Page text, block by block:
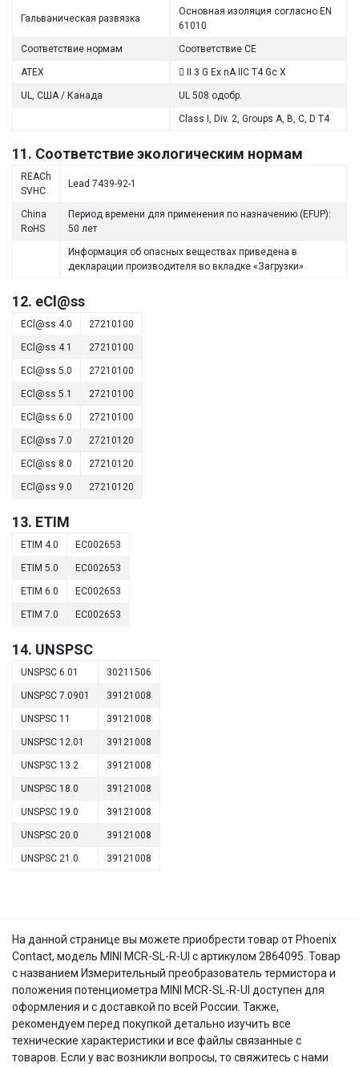
Гальваническая развязка
Основная изоляция согласно EN
61010
Соответствие нормам Соответствие CE
ATEX  II 3 G Ex nA IIC T4 Gc X
UL, США / Канада UL 508 одобр.
Class I, Div. 2, Groups A, B, C, D T4
11. Соответствие экологическим нормам
REACh
SVHC
Lead 7439-92-1
China
RoHS
Период времени для применения по назначению (EFUP):
50 лет
Информация об опасных веществах приведена в
декларации производителя во вкладке «Загрузки»
12. eCl@ss
ECl@ss 4.0 27210100
ECl@ss 4.1 27210100
ECl@ss 5.0 27210100
ECl@ss 5.1 27210100
ECl@ss 6.0 27210100
ECl@ss 7.0 27210120
ECl@ss 8.0 27210120
ECl@ss 9.0 27210120
13. ETIM
ETIM 4.0 EC002653
ETIM 5.0 EC002653
ETIM 6.0 EC002653
ETIM 7.0 EC002653
14. UNSPSC
UNSPSC 6.01 30211506
UNSPSC 7.0901 39121008
UNSPSC 11 39121008
UNSPSC 12.01 39121008
UNSPSC 13.2 39121008
UNSPSC 18.0 39121008
UNSPSC 19.0 39121008
UNSPSC 20.0 39121008
UNSPSC 21.0 39121008
На данной странице вы можете приобрести товар от Phoenix
Contact, модель MINI MCR-SL-R-UI с артикулом 2864095. Товар
с названием Измерительный преобразователь термистора и
положения потенциометра MINI MCR-SL-R-UI доступен для
оформления и с доставкой по всей России. Также,
рекомендуем перед покупкой детально изучить все
технические характеристики и все файлы связанные с
товаров. Если у вас возникли вопросы, то свяжитесь с нами